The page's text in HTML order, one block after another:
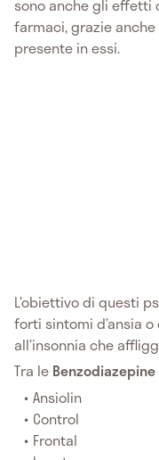
sono anche gli
farmaci, grazie
presente in essi.
L’obiettivo di questi
forti sintomi d’ansia
all’insonnia che
Tra le Benzodiazepine
Ansiolin
Control
Frontal